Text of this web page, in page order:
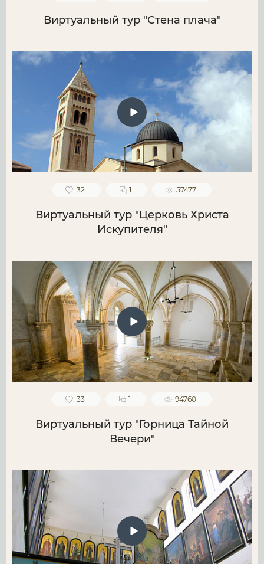
Виртуальный тур "Стена плача"
32 1 57477
Виртуальный тур "Церковь Христа
Искупителя"
33 1 94760
Виртуальный тур "Горница Тайной
Вечери"